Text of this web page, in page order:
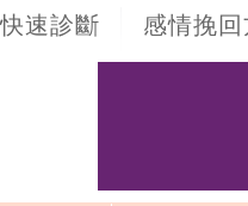
速診斷 感情挽